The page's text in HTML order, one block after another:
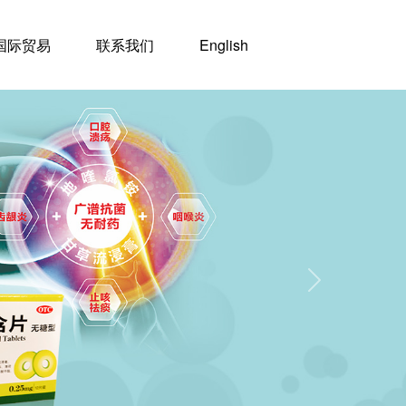
际贸易 联系我们 English
Next